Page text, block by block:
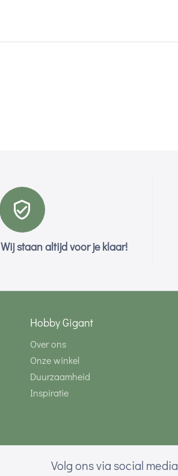
staan altijd voor je klaar!
Hobby Gigant
Over ons
Onze winkel
Duurzaamheid
Inspiratie
Volg ons via social media